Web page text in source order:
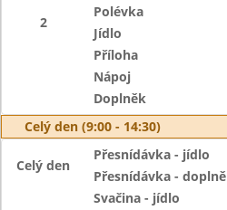
2
Polévka
Jídlo
Příloha
Nápoj
Doplněk
Celý den (9:00 - 14:30)
Celý den
Přesnídávka - jídlo
Přesnídávka - doplně
Svačina - jídlo